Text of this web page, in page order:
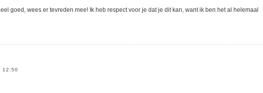
goed, wees er tevreden mee! Ik heb respect voor je dat je dit kan, want ik ben het al helemaal
12:50